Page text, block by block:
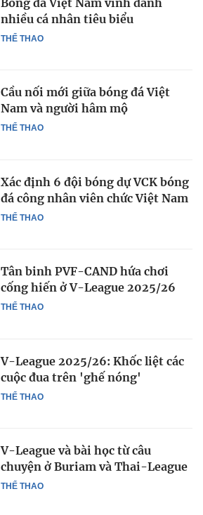
THỂ THAO
nhiều cá nhân tiêu biểu
THỂ THAO
Cầu nối mới giữa bóng đá Việt
Nam và người hâm mộ
THỂ THAO
Xác định 6 đội bóng dự VCK bóng
đá công nhân viên chức Việt Nam
THỂ THAO
Tân binh PVF-CAND hứa chơi
cống hiến ở V-League 2025/26
THỂ THAO
V-League 2025/26: Khốc liệt các
cuộc đua trên 'ghế nóng'
THỂ THAO
V-League và bài học từ câu
chuyện ở Buriam và Thai-League